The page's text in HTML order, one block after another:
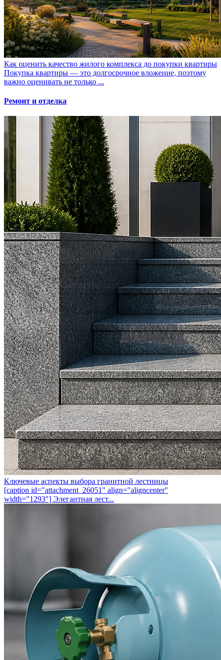
Как оценить качество жилого комплекса до покупки квартиры
Покупка квартиры — это долгосрочное вложение, поэтому
важно оценивать не только ...
Ремонт и отделка
Ключевые аспекты выбора гранитной лестницы
[caption id="attachment_26051" align="aligncenter"
width="1293"] Элегантная лест...